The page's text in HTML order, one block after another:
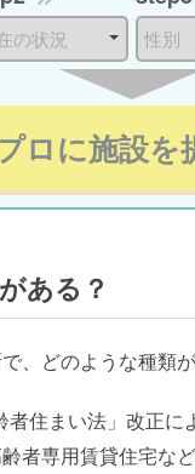
ロに施設を
ある？
、どのような種類
住まい法」改正に
者専用賃貸住宅な